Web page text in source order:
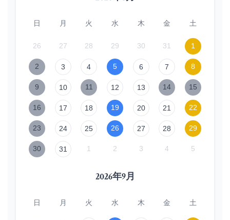
日 月 火 水 木 金 土
26 27 28 29 30 31 1
2 3 4 5 6 7 8
9 10 11 12 13 14 15
16 17 18 19 20 21 22
23 24 25 26 27 28 29
30 31 1 2 3 4 5
2026年9月
日 月 火 水 木 金 土